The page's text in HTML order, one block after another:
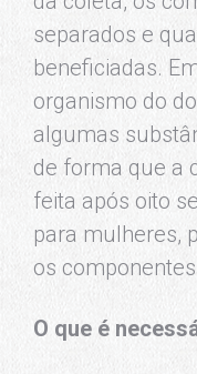
separados e
beneficiadas.
organismo do
algumas
de forma que a
feita após oito
para mulheres,
os
O que é